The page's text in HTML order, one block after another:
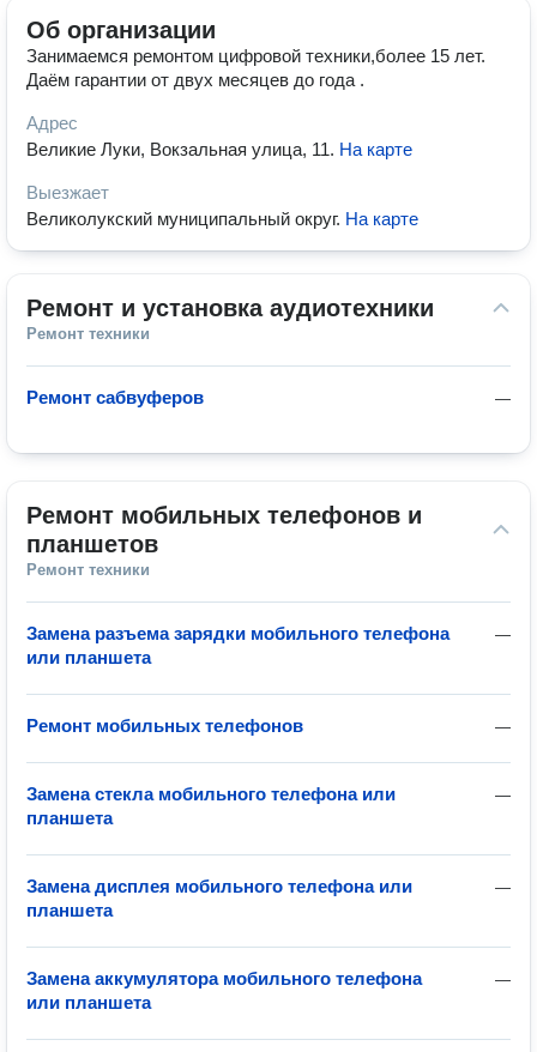
Об организации
Занимаемся ремонтом цифровой техники,более 15 лет.
Даём гарантии от двух месяцев до года .
Адрес
Великие Луки, Вокзальная улица, 11. На карте
Выезжает
Великолукский муниципальный округ. На карте
Ремонт и установка аудиотехники
Ремонт техники
—
Ремонт сабвуферов
Ремонт мобильных телефонов и
планшетов
Ремонт техники
—
Замена разъема зарядки мобильного телефона
или планшета
—
Ремонт мобильных телефонов
—
Замена стекла мобильного телефона или
планшета
—
Замена дисплея мобильного телефона или
планшета
—
Замена аккумулятора мобильного телефона
или планшета